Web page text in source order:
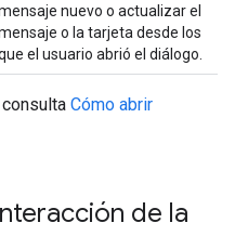
nuevo o actualizar el
o la tarjeta desde los
el usuario abrió el diálogo.
Cómo abrir
de la